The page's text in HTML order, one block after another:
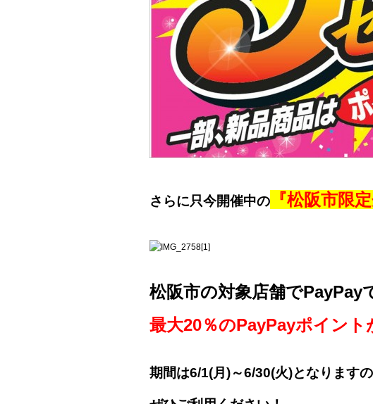
さらに只今開催中の 『松阪市限定
松阪市の対象店舗でPayPay
最大20％のPayPayポイント
期間は6/1(月)～6/30(火)となります